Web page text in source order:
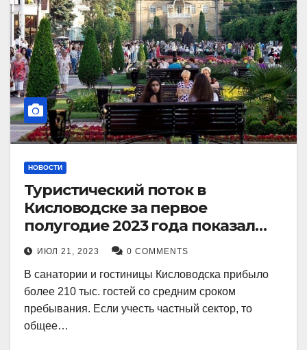
НОВОСТИ
Туристический поток в
Кисловодске за первое
полугодие 2023 года показал
рекордный рост в 21 процент.
ИЮЛ 21, 2023 0 COMMENTS
В санатории и гостиницы Кисловодска прибыло
более 210 тыс. гостей со средним сроком
пребывания. Если учесть частный сектор, то
общее…